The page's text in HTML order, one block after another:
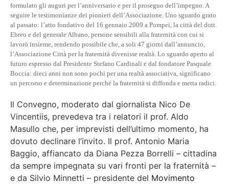
formulato gli auguri per l’anniversario e per il proseguo dell’impegno. A
seguire le testimonianze dei pionieri dell’Associazione. Uno sguardo grato
al passato: l’atto fondativo del 16 gennaio 2009 a Pompei, la città del dott.
Ebreo e del generale Albano, persone sensibili alla fraternità con cui si
lavorò insieme, rendendo possibile che, a soli 47 giorni dall’annuncio,
l’Associazione Città per la fraternità divenisse realtà. Lo sguardo aperto al
futuro espresso dal Presidente Stefano Cardinali e dal fondatore Pasquale
Boccia: dieci anni non sono pochi per una realtà associativa, significano
un percorso e determinazione perché la fraternità si diffonda e metta radici.
Il Convegno, moderato dal giornalista Nico De
Vincentiis, prevedeva tra i relatori il prof. Aldo
Masullo che, per imprevisti dell’ultimo momento, ha
dovuto declinare l’invito. Il prof. Antonio Maria
Baggio, affiancato da Diana Pezza Borrelli – cittadina
da sempre impegnata su vari fronti per la fraternità –
e da Silvio Minnetti – presidente del Movimento